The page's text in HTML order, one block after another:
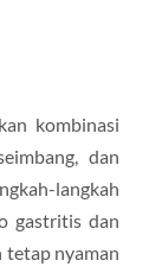
kombinasi
dan
langkah
gastritis dan
tetap nyaman